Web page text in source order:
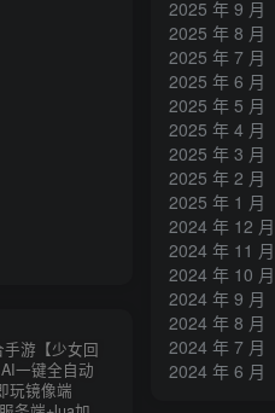
2025 年 9 月
2025 年 8 月
2025 年 7 月
2025 年 6 月
2025 年 5 月
2025 年 4 月
2025 年 3 月
2025 年 2 月
2025 年 1 月
2024 年 12 月
2024 年 11 月
2024 年 10 月
2024 年 9 月
2024 年 8 月
2024 年 7 月
2024 年 6 月